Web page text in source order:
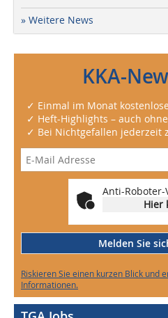
» Weitere News
KKA-
✓ Einmal im Monat
✓ Heft-Highlights – auch
✓ Bei Nichtgefallen jederzeit
Anti-
Hier
Melden Sie
Riskieren Sie einen kurzen Blick und
Informationen.